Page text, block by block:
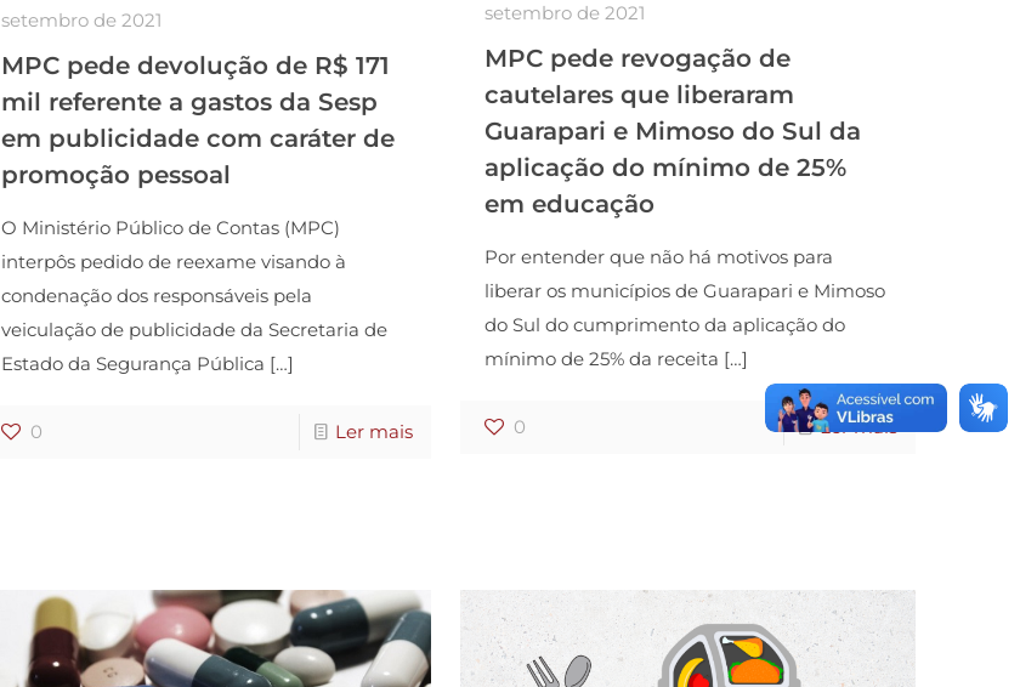
setembro de 2021
MPC pede devolução de R$ 171
mil referente a gastos da Sesp
em publicidade com caráter de
promoção pessoal
O Ministério Público de Contas (MPC)
interpôs pedido de reexame visando à
condenação dos responsáveis pela
veiculação de publicidade da Secretaria de
Estado da Segurança Pública […]
0 Ler mais
setembro de 2021
MPC pede revogação de
cautelares que liberaram
Guarapari e Mimoso do Sul da
aplicação do mínimo de 25%
em educação
Por entender que não há motivos para
liberar os municípios de Guarapari e Mimoso
do Sul do cumprimento da aplicação do
mínimo de 25% da receita […]
0 Ler mais